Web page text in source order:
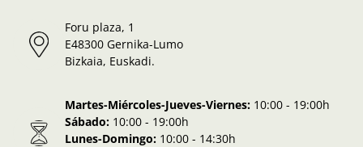
Foru plaza, 1
E48300 Gernika-Lumo
Bizkaia, Euskadi.
Martes-Miércoles-Jueves-Viernes: 10:00 - 19:00h
Sábado: 10:00 - 19:00h
Lunes-Domingo: 10:00 - 14:30h